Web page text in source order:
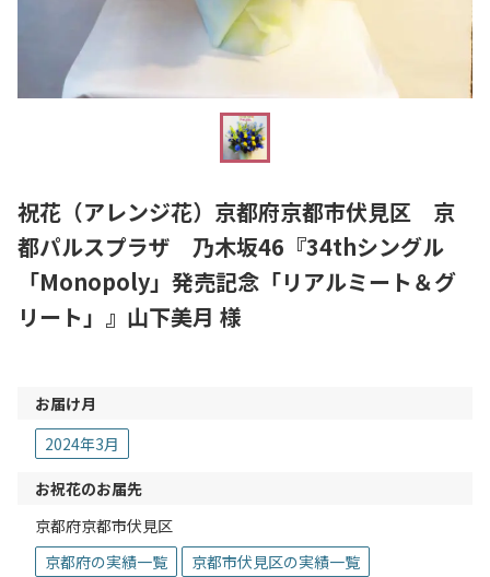
祝花（アレンジ花）京都府京都市伏見区 京
都パルスプラザ 乃木坂46『34thシングル
「Monopoly」発売記念「リアルミート＆グ
リート」』山下美月 様
お届け月
2024年3月
お祝花のお届先
京都府京都市伏見区
京都府の実績一覧
京都市伏見区の実績一覧